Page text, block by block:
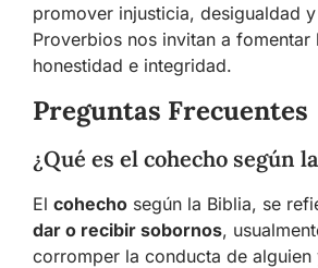
promover injusticia, desigualdad
Proverbios nos invitan a fomentar
honestidad e integridad.
Preguntas Frecuentes
¿Qué es el cohecho según
El cohecho según la Biblia, se
dar o recibir sobornos,
corromper la conducta de alguien